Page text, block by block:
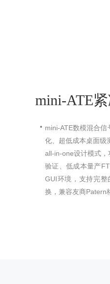
mini-ATE
mini-ATE数模混合
化、超低成本桌面级
all-in-one设计模式
验证、低成本量产
GUI环境，支持完整
换，兼容友商Patern